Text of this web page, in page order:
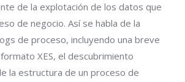
de la explotación de los datos que
de negocio. Así se habla de la
de proceso, incluyendo una breve
XES, el descubrimiento
la estructura de un proceso de